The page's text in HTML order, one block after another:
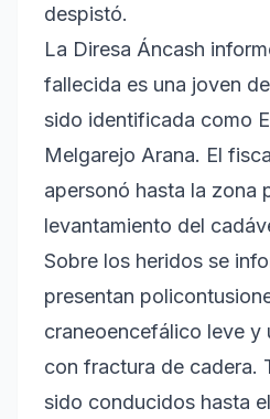
despistó.
La Diresa Áncash
fallecida es una joven
sido identificada como
Melgarejo Arana. El
apersonó hasta la zona
levantamiento del
Sobre los heridos se
presentan
craneoencefálico leve y
con fractura de cadera.
sido conducidos hasta